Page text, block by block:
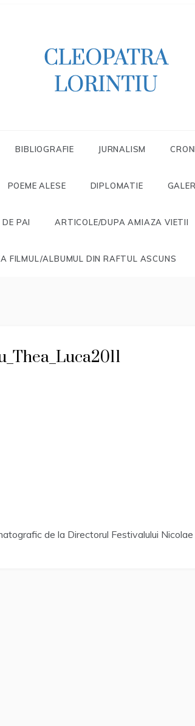
LORINTIU
BIBLIOGRAFIE JURNALISM
POEME ALESE DIPLOMATIE
PAI ARTICOLE/DUPA AMIAZA VIETII
FILMUL/ALBUMUL DIN RAFTUL ASCUNS
de la Directorul Festivalului Nicolae